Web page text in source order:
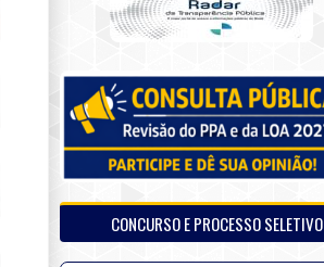
CONCURSO E PROCESSO SELETIVO